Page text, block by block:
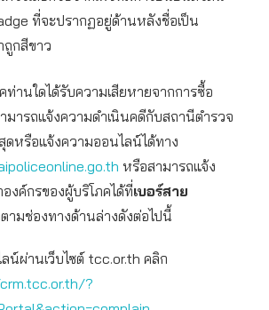
ที่จะปรากฏอยู่ด้านหลังชื่อเป็น
ถูกสีขาว
านใดได้รับความเสียหายจากการซื้อ
ารถแจ้งความดำเนินคดีกับสถานีตำรวจ
ดหรือแจ้งความออนไลน์ได้ทาง
หรือสามารถแจ้ง
งค์กรของผู้บริโภคได้ที่เบอร์สาย
ามช่องทางด้านล่างดังต่อไปนี้
ลน์ผ่านเว็บไซต์ tcc.or.th คลิก
?